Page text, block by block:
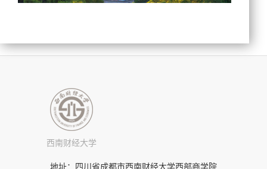
西南财经大学
地址：四川省成都市西南财经大学西部商学院